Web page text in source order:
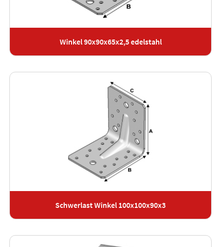
Winkel 90x90x65x2,5 edelstahl
Schwerlast Winkel 100x100x90x3